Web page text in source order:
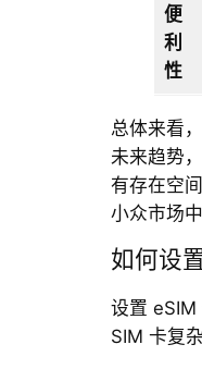
便
利
性
总体来看
未来趋势
有存在空
小众市场中
如何设
设置 eSIM
SIM 卡复